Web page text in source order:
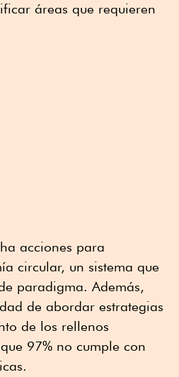
áreas que requieren
acciones para
circular, un sistema que
paradigma. Además,
de abordar estrategias
de los rellenos
97% no cumple con